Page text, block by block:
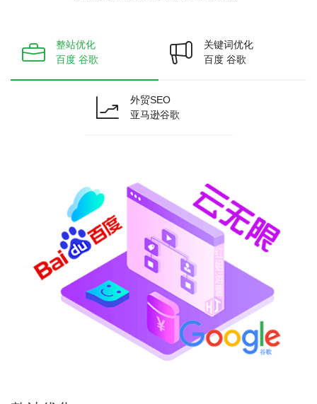
整站优化
百度 谷歌
关键词优化
百度 谷歌
外贸SEO
亚马逊谷歌